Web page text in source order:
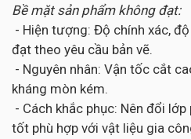
Bề mặt sản phẩm không đạt:
- Hiện tượng: Độ chính xác,
đạt theo yêu cầu bản vẽ.
- Nguyên nhân: Vận tốc cắt
kháng mòn kém.
- Cách khắc phục: Nên đổi
tốt phù hợp với vật liệu gia